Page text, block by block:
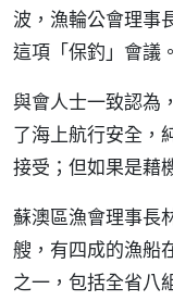
波，漁輪公會理事
這項「保釣」會議。
與會人士一致認為
了海上航行安全，
接受；但如果是藉
蘇澳區漁會理事長
艘，有四成的漁船
之一，包括全省八